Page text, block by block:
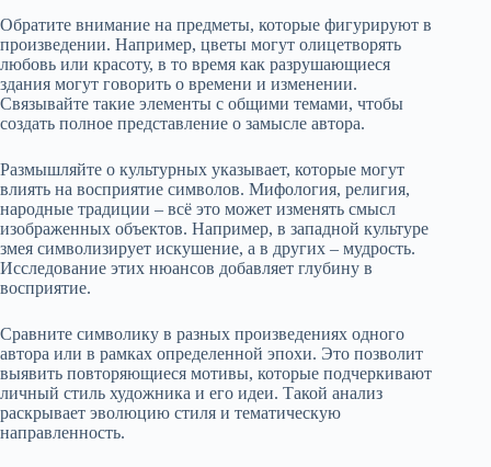
Обратите внимание на предметы, которые фигурируют в
произведении. Например, цветы могут олицетворять
любовь или красоту, в то время как разрушающиеся
здания могут говорить о времени и изменении.
Связывайте такие элементы с общими темами, чтобы
создать полное представление о замысле автора.
Размышляйте о культурных указывает, которые могут
влиять на восприятие символов. Мифология, религия,
народные традиции – всё это может изменять смысл
изображенных объектов. Например, в западной культуре
змея символизирует искушение, а в других – мудрость.
Исследование этих нюансов добавляет глубину в
восприятие.
Сравните символику в разных произведениях одного
автора или в рамках определенной эпохи. Это позволит
выявить повторяющиеся мотивы, которые подчеркивают
личный стиль художника и его идеи. Такой анализ
раскрывает эволюцию стиля и тематическую
направленность.